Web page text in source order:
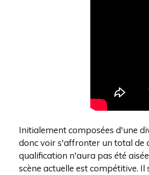
Initialement composées d'une
donc voir s'affronter un total de
qualification n'aura pas été
scène actuelle est compétitive.